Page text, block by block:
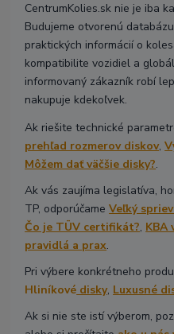
CentrumKolies.sk nie je iba
Budujeme otvorenú
praktických informácií o
kompatibilite vozidiel a
informovaný zákazník robí
nakupuje kdekoľvek.
Ak riešite technické
prehľad rozmerov diskov,
Môžem dať väčšie disky?.
Ak vás zaujíma legislatíva,
TP, odporúčameVeľký
Čo je TÜV certifikát?, KBA
pravidlá a prax.
Pri výbere konkrétneho
Hliníkové disky, Luxusné
Ak si nie ste istí výberom,